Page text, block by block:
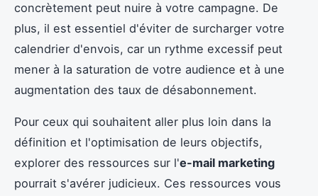
concrètement peut nuire à votre campagne. De
plus, il est essentiel d'éviter de surcharger votre
calendrier d'envois, car un rythme excessif peut
mener à la saturation de votre audience et à une
augmentation des taux de désabonnement.
Pour ceux qui souhaitent aller plus loin dans la
définition et l'optimisation de leurs objectifs,
explorer des ressources sur l'e-mail marketing
pourrait s'avérer judicieux. Ces ressources vous